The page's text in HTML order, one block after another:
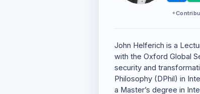
John Helferich is a
with the Oxford Global
security and
Philosophy (DPhil) in
a Master’s degree in